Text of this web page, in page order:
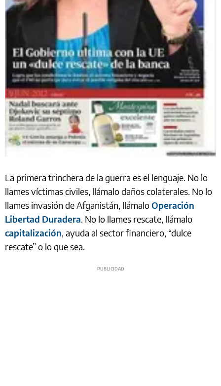
La primera trinchera de la guerra es el lenguaje. No lo
llames víctimas civiles, llámalo daños colaterales. No lo
llames invasión de Afganistán, llámaloOperación
Libertad Duradera. No lo llames rescate, llámalo
capitalización, ayuda al sector financiero, “dulce
rescate” o lo que sea.